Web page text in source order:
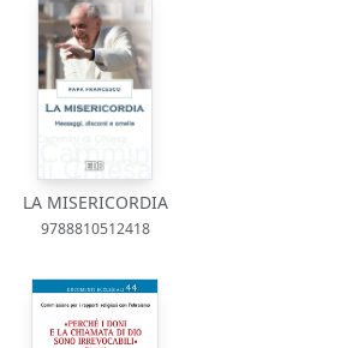
LA MISERICORDIA
9788810512418